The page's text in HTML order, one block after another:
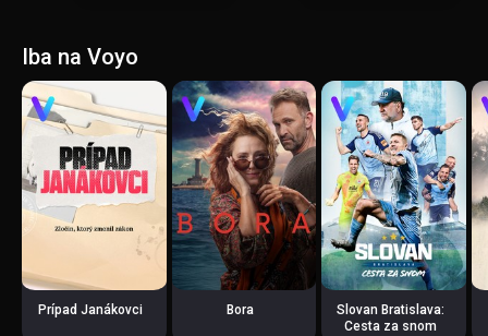
Iba na Voyo
Prípad Janákovci Bora
Slovan Bratislava:
Cesta za snom